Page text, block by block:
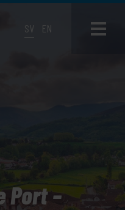
SV EN
Port –